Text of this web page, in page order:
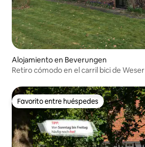
Alojamiento en Beverungen
Retiro cómodo en el carril bici de Weser
Favorito entre huéspedes
Favorito entre huéspedes